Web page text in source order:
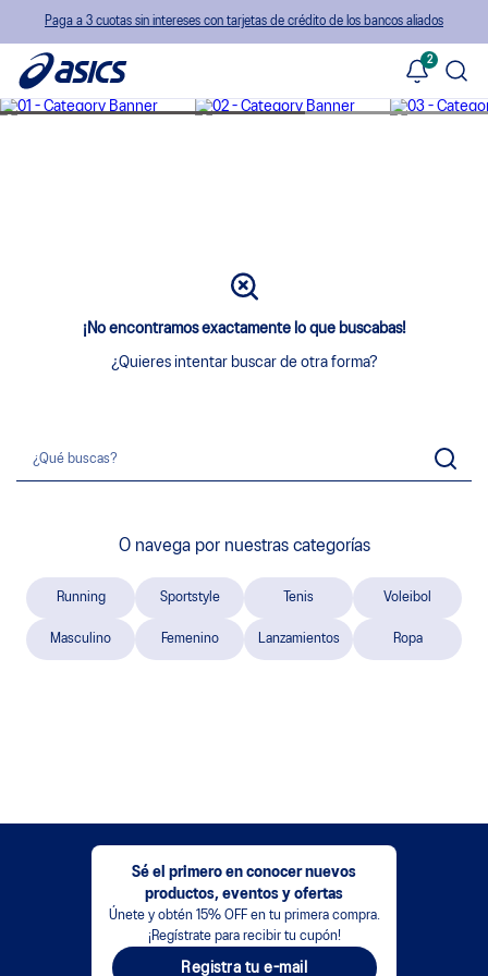
Paga a 3 cuotas sin intereses con tarjetas de crédito de los bancos aliados
2
¡No encontramos exactamente lo que buscabas!
¿Quieres intentar buscar de otra forma?
O navega por nuestras categorías
Running Sportstyle Tenis Voleibol
Masculino Femenino Lanzamientos Ropa
Sé el primero en conocer nuevos
productos, eventos y ofertas
Únete y obtén 15% OFF en tu primera compra.
¡Regístrate para recibir tu cupón!
Registra tu e-mail